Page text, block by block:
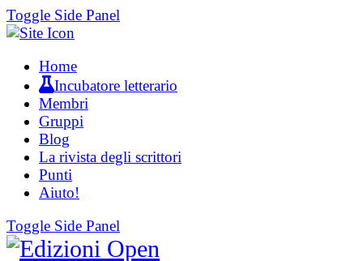
Toggle Side Panel
Home
Incubatore letterario
Membri
Gruppi
Blog
La rivista degli scrittori
Punti
Aiuto!
Toggle Side Panel